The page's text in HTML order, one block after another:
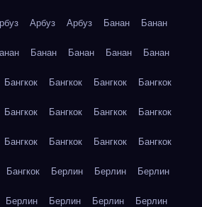
Арбуз Арбуз Банан Банан
Банан Банан Банан Банан
Бангкок Бангкок Бангкок Бангкок
Бангкок Бангкок Бангкок Бангкок
Бангкок Бангкок Бангкок Бангкок
Бангкок Берлин Берлин Берлин
Берлин Берлин Берлин Берлин